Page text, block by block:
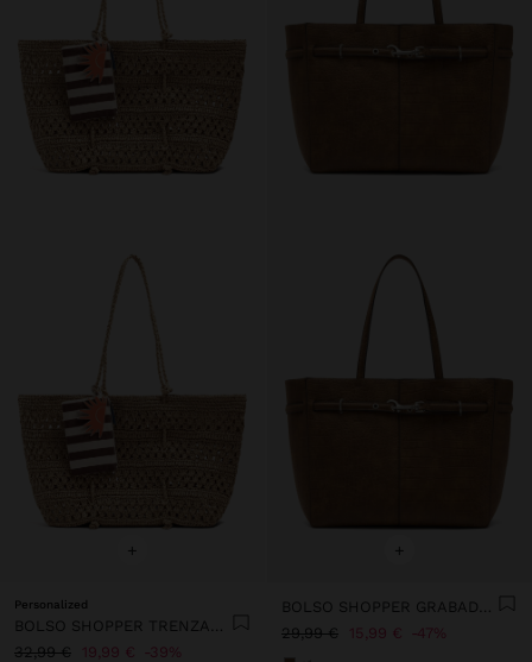
+
Personalized
32,99 €
19,99 € 39%
+
29,99 €
15,99 € 47%